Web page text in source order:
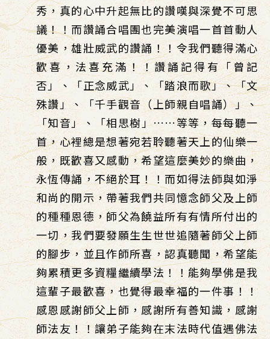
秀，真的心中升起無比的讚嘆與深覺不可思
議！！而讚誦合唱團也完美演唱一首首動人
優美，雄壯威武的讚誦！！令我們聽得滿心
歡喜，法喜充滿！！讚誦記得有「曾記
否」、「正念威武」、「踏浪而歌」、「文
殊讚」、「千手觀音（上師親自唱誦）」、
「知音」、「相思樹」……等等，每每聽一
首，心裡總是想著宛若聆聽著天上的仙樂一
般，既歡喜又感動，希望這麼美妙的樂曲，
永恆傳誦，不絕於耳！！而如得法師與如淨
和尚的開示，帶著我們共同憶念師父及上師
的種種恩德，師父為饒益所有有情所付出的
一切，我們要發願生生世世追隨著師父上師
的腳步，並且作師所喜，認真聽聞，希望能
夠累積更多資糧繼續學法！！能夠學佛是我
這輩子最歡喜，也覺得最幸福的一件事！！
感恩感謝師父上師，感謝所有善知識，感謝
師法友！！讓弟子能夠在末法時代值遇佛法